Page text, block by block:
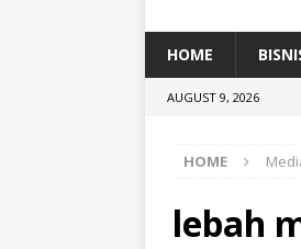
[ July
HOME
AUGUST 9, 2026
HOME
lebah